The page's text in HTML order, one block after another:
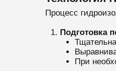
Процесс
Подготовка
При